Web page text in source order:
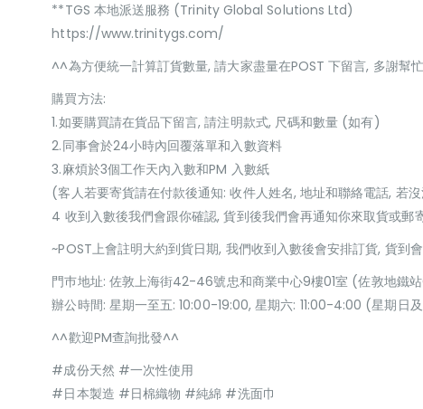
**TGS 本地派送服務 (Trinity Global Solutions Ltd)
https://www.trinitygs.com/
^^為方便統一計算訂貨數量, 請大家盡量在POST 下留言, 多謝幫忙
購買方法:
1.如要購買請在貨品下留言, 請注明款式, 尺碼和數量 (如有)
2.同事會於24小時內回覆落單和入數資料
3.麻煩於3個工作天內入數和PM 入數紙
(客人若要寄貨請在付款後通知: 收件人姓名, 地址和聯絡電話, 若
4 收到入數後我們會跟你確認, 貨到後我們會再通知你來取貨或郵
~POST上會註明大約到貨日期, 我們收到入數後會安排訂貨, 貨到
門巿地址: 佐敦上海街42-46號忠和商業中心9樓01室 (佐敦地鐵
辦公時間: 星期一至五: 10:00-19:00, 星期六: 11:00-4:00 (星期日
^^歡迎PM查詢批發^^
#成份天然 #一次性使用
#日本製造 #日棉織物 #純綿 #洗面巾